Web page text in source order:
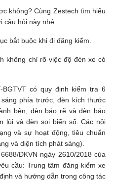
không? Cùng Zestech tìm hiểu
câu hỏi này nhé.
bắt buộc khi đi đăng kiểm.
không chỉ rõ việc độ đèn xe có
BGTVT có quy định kiểm tra 6
phía trước, đèn kích thước
bên; đèn báo rẽ và đèn báo
lùi và đèn soi biển số. Các nội
và sự hoạt động, tiêu chuẩn
và diện tích phát sáng).
ĐKVN ngày 2610/2018 của
cầu: Trung tâm đăng kiểm xe
và hướng dẫn trong công tác